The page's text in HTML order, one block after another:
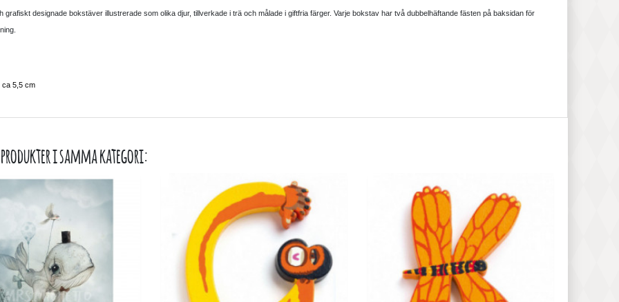
grafiskt designade bokstäver illustrerade som olika djur, tillverkade i trä och målade i giftfria färger. Varje bokstav har två dubbelhäftande fästen på baksidan för
ca 5,5 cm
i samma kategori: